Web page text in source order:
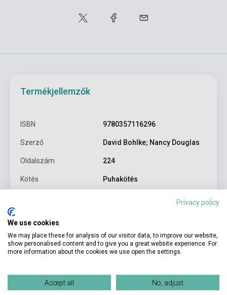
Termékjellemzők
ISBN 9780357116296
Szerző David Bohlke; Nancy Douglas
Oldalszám 224
Kötés Puhakötés
Kiadási év
Nyelv Angol
Részletes leírás Kapcsolódó linkek Vélemények
Privacy policy
We use cookies
We may place these for analysis of our visitor data, to improve our website,
show personalised content and to give you a great website experience. For
more information about the cookies we use open the settings.
Accept all No, adjust